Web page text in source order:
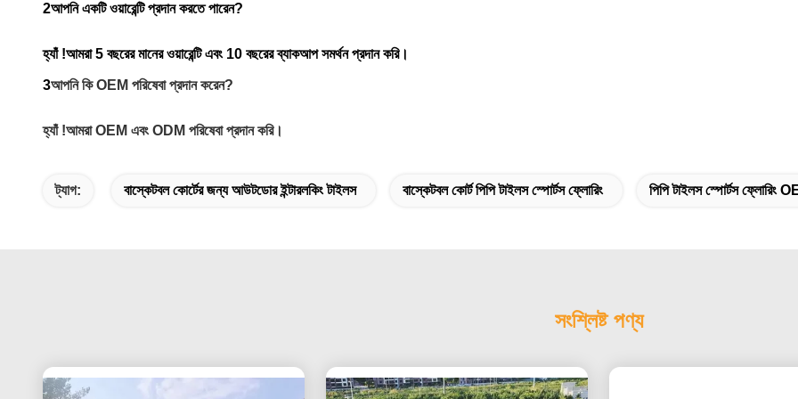
2আপনি একটি ওয়ারেন্টি প্রদান করতে পারেন?
হ্যাঁ !আমরা 5 বছরের মানের ওয়ারেন্টি এবং 10 বছরের ব্যাকআপ সমর্থন প্রদান করি।
3আপনি কি OEM পরিষেবা প্রদান করেন?
হ্যাঁ !আমরা OEM এবং ODM পরিষেবা প্রদান করি।
ট্যাগ: বাস্কেটবল কোর্টের জন্য আউটডোর ইন্টারলকিং টাইলস বাস্কেটবল কোর্ট পিপি টাইলস স্পোর্টস ফ্লোরিং পিপি টাইলস স্পোর্টস ফ্লোরিং
সংশ্লিষ্ট পণ্য